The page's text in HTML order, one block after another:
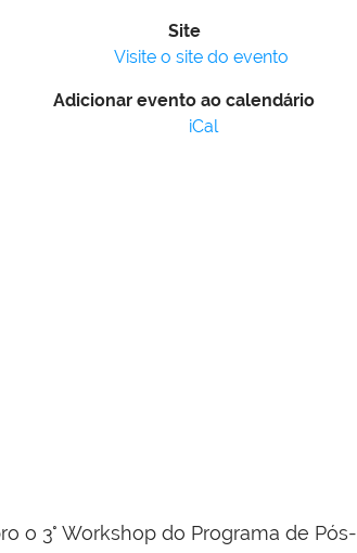
Site
Visite o site do evento
Adicionar evento ao calendário
iCal
o 3° Workshop do Programa de Pós-